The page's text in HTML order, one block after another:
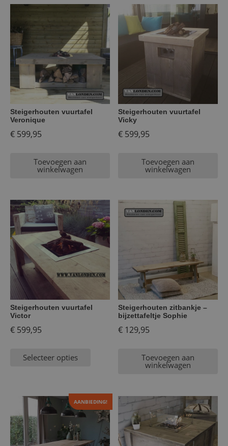
Steigerhouten vuurtafel
Veronique
€ 599,95
Toevoegen aan
winkelwagen
Steigerhouten vuurtafel
Vicky
€ 599,95
Toevoegen aan
winkelwagen
Steigerhouten vuurtafel
Victor
€ 599,95
Selecteer opties
Steigerhouten zitbankje –
bijzettafeltje Sophie
€ 129,95
Toevoegen aan
winkelwagen
AANBIEDING!